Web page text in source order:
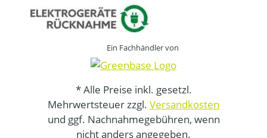
Ein Fachhändler von
* Alle Preise inkl. gesetzl.
Mehrwertsteuer zzgl. Versandkosten
und ggf. Nachnahmegebühren, wenn
nicht anders angegeben.